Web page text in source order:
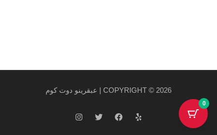
COPYRIGHT © 2026 | عبقرينو دوت كوم
0